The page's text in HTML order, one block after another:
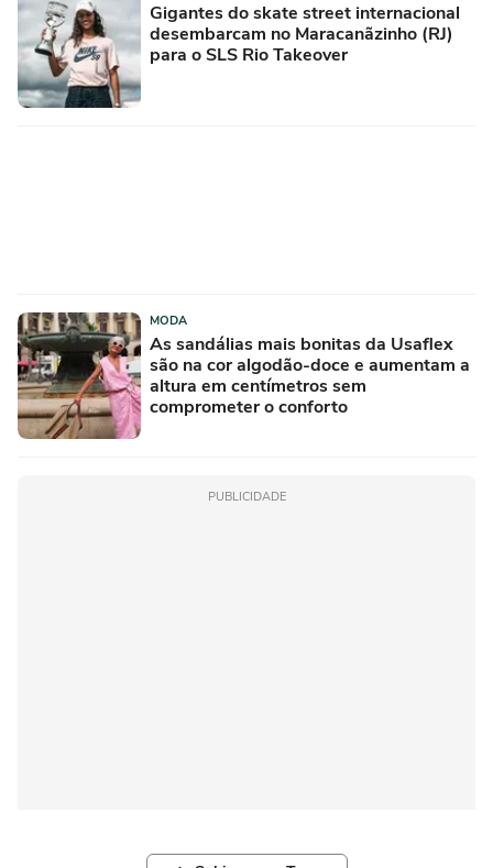
Gigantes do skate street internacional
desembarcam no Maracanãzinho (RJ)
para o SLS Rio Takeover
MODA
As sandálias mais bonitas da Usaflex
são na cor algodão-doce e aumentam a
altura em centímetros sem
comprometer o conforto
PUBLICIDADE